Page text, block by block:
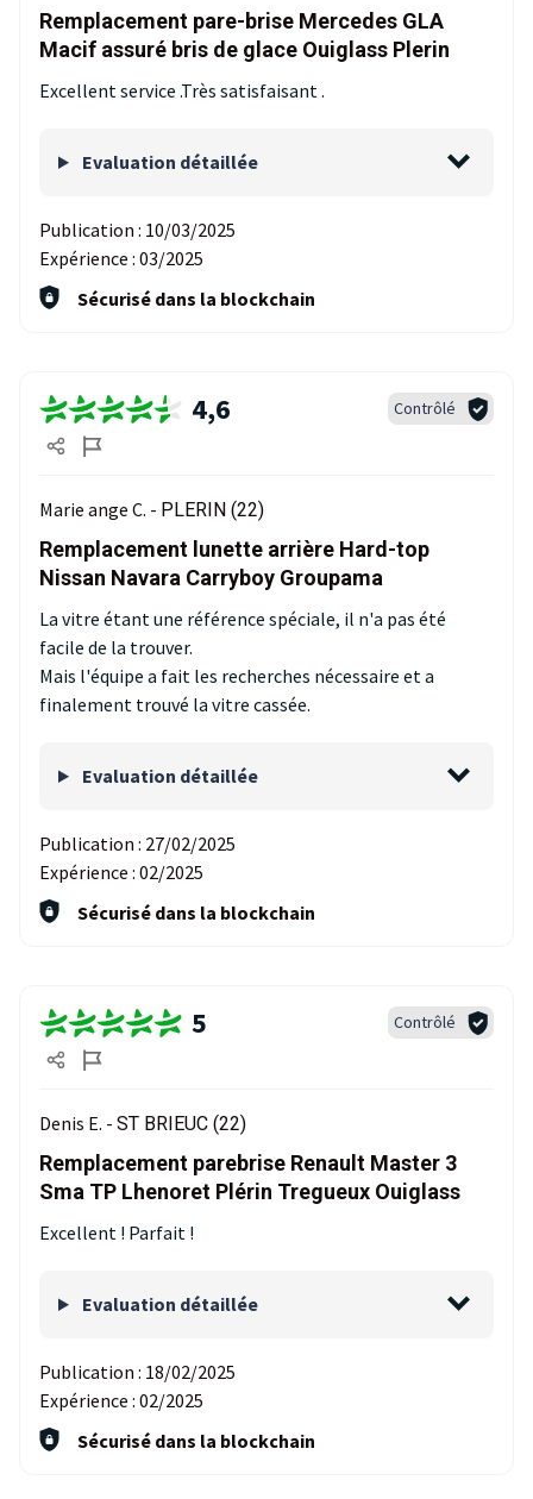
Remplacement pare-brise Mercedes GLA
Macif assuré bris de glace Ouiglass Plerin
Excellent service .Très satisfaisant .
Evaluation détaillée
Publication : 10/03/2025
Expérience : 03/2025
Sécurisé dans la blockchain
4,6 Contrôlé
Marie ange C. - PLERIN (22)
Remplacement lunette arrière Hard-top
Nissan Navara Carryboy Groupama
La vitre étant une référence spéciale, il n'a pas été
facile de la trouver.
Mais l'équipe a fait les recherches nécessaire et a
finalement trouvé la vitre cassée.
Evaluation détaillée
Publication : 27/02/2025
Expérience : 02/2025
Sécurisé dans la blockchain
5 Contrôlé
Denis E. - ST BRIEUC (22)
Remplacement parebrise Renault Master 3
Sma TP Lhenoret Plérin Tregueux Ouiglass
Excellent ! Parfait !
Evaluation détaillée
Publication : 18/02/2025
Expérience : 02/2025
Sécurisé dans la blockchain